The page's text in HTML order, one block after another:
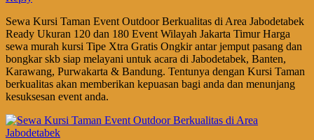
Sewa Kursi Taman Event Outdoor Berkualitas di Area Jabodetabek
Ready Ukuran 120 dan 180 Event Wilayah Jakarta Timur Harga
sewa murah kursi Tipe Xtra Gratis Ongkir antar jemput pasang dan
bongkar skb siap melayani untuk acara di Jabodetabek, Banten,
Karawang, Purwakarta & Bandung. Tentunya dengan Kursi Taman
berkualitas akan memberikan kepuasan bagi anda dan menunjang
kesuksesan event anda.